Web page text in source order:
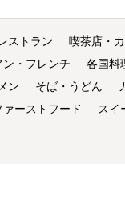
ストラン 喫茶店・
ン・フレンチ 各国料
ン そば・うどん
ァーストフード スイ